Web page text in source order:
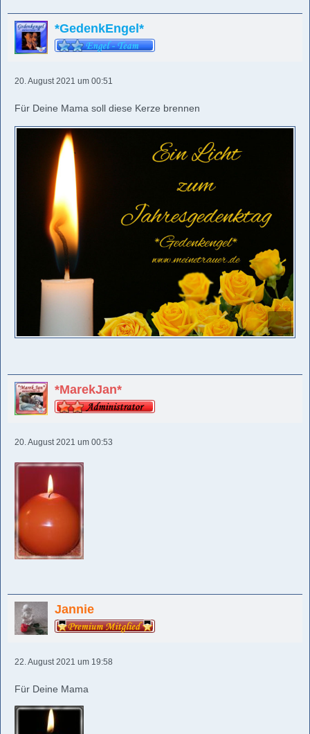
*GedenkEngel*
20. August 2021 um 00:51
Für Deine Mama soll diese Kerze brennen
*MarekJan*
20. August 2021 um 00:53
Jannie
22. August 2021 um 19:58
Für Deine Mama